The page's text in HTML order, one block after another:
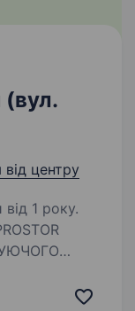
центру
1 року.
досвіду